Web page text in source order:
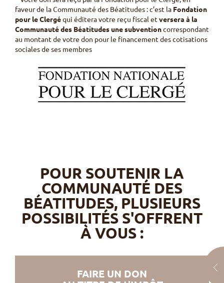
faveur de la Communauté des Béatitudes : c’est la Fondation
pour le Clergéqui éditera votre reçu fiscal et versera à la
Communauté des Béatitudes une subventioncorrespondant
au montant de votre don pour le financement des cotisations
sociales de ses membres
POUR SOUTENIR LA
COMMUNAUTÉ DES
BÉATITUDES, PLUSIEURS
POSSIBILITÉS S'OFFRENT
À VOUS :
FAIRE UN DON